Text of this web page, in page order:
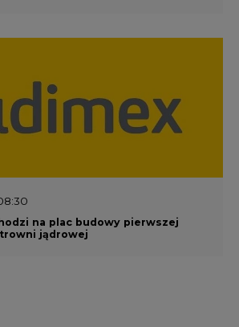
na plac budowy pierwszej
jądrowej